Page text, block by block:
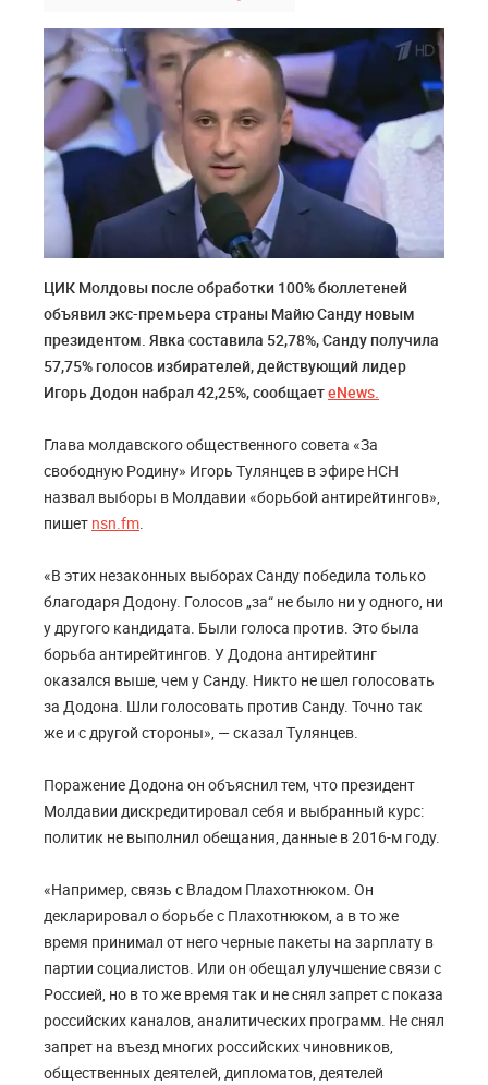
ЦИК Молдовы после обработки 100% бюллетеней
объявил экс-премьера страны Майю Санду новым
президентом. Явка составила 52,78%, Санду получила
57,75% голосов избирателей, действующий лидер
Игорь Додон набрал 42,25%, сообщаетeNews.
Глава молдавского общественного совета «За
свободную Родину» Игорь Тулянцев в эфире НСН
назвал выборы в Молдавии «борьбой антирейтингов»,
пишет nsn.fm.
«В этих незаконных выборах Санду победила только
благодаря Додону. Голосов „за“ не было ни у одного, ни
у другого кандидата. Были голоса против. Это была
борьба антирейтингов. У Додона антирейтинг
оказался выше, чем у Санду. Никто не шел голосовать
за Додона. Шли голосовать против Санду. Точно так
же и с другой стороны», — сказал Тулянцев.
Поражение Додона он объяснил тем, что президент
Молдавии дискредитировал себя и выбранный курс:
политик не выполнил обещания, данные в 2016-м году.
«Например, связь с Владом Плахотнюком. Он
декларировал о борьбе с Плахотнюком, а в то же
время принимал от него черные пакеты на зарплату в
партии социалистов. Или он обещал улучшение связи с
Россией, но в то же время так и не снял запрет с показа
российских каналов, аналитических программ. Не снял
запрет на въезд многих российских чиновников,
общественных деятелей, дипломатов, деятелей